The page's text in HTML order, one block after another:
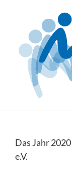
Das Jahr
e.V.